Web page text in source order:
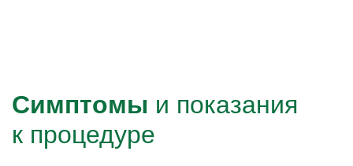
Симптомы и показания
к процедуре